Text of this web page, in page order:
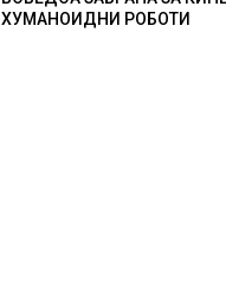
ХУМАНОИДНИ РОБОТИ